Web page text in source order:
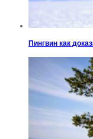
Пингвин как